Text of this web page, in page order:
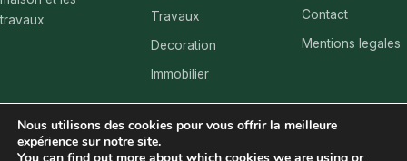
travaux
Travaux
Decoration
Immobilier
Contact
Mentions legales
Nous utilisons des cookies pour vous offrir la meilleure
expérience sur notre site.